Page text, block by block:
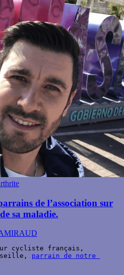
de l’association sur
sa maladie.
cycliste français,
parrain de notre